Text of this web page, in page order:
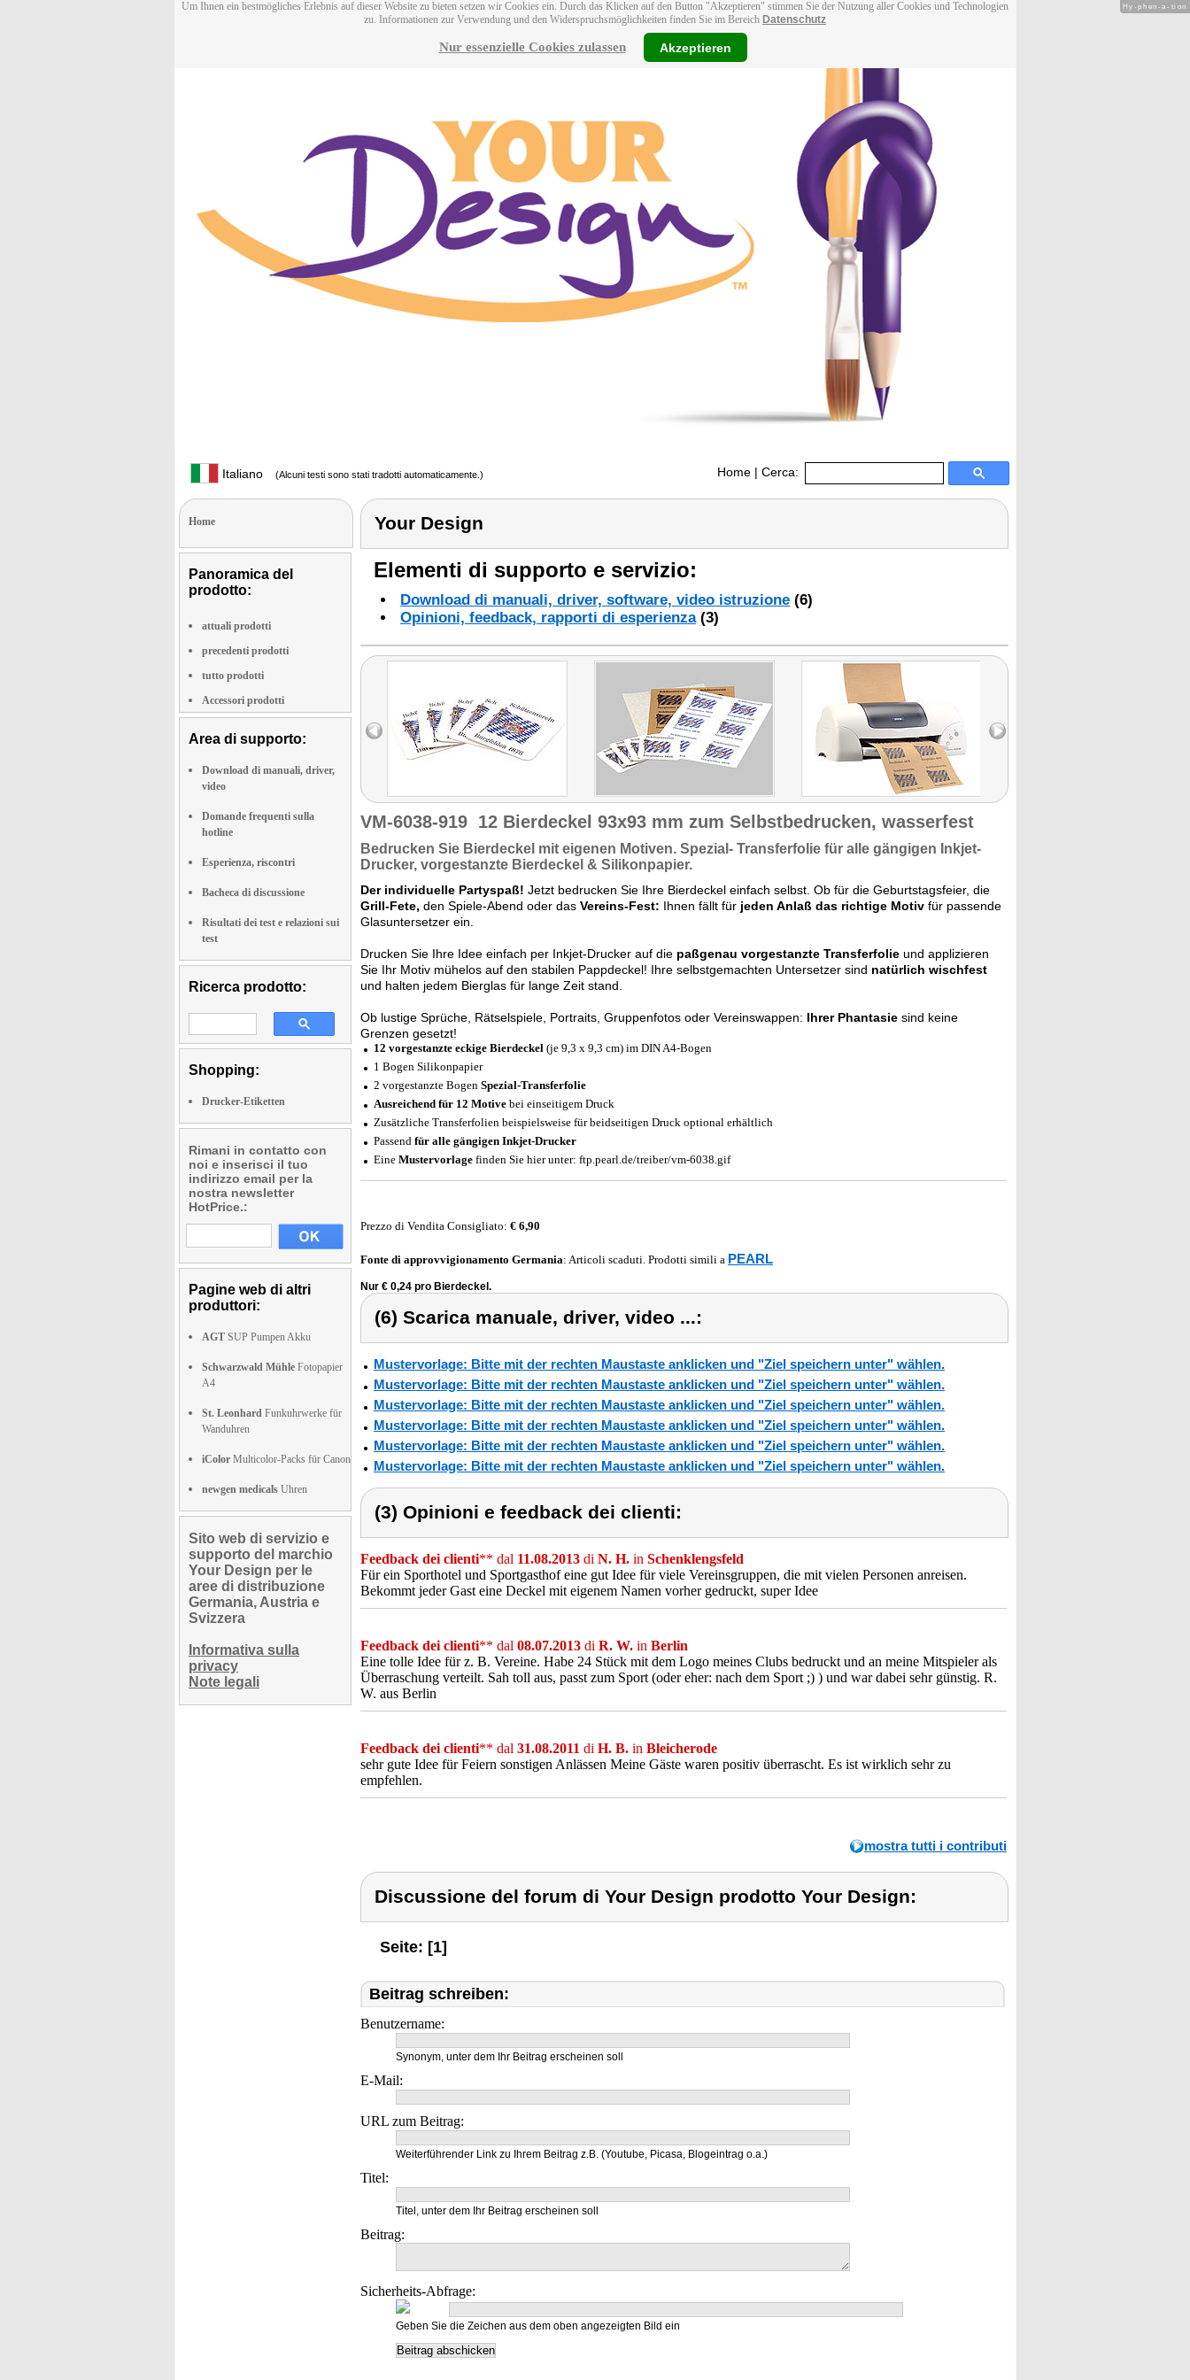
Um Ihnen ein bestmögliches Erlebnis auf dieser Website zu bieten setzen wir Cookies ein. Durch das Klicken auf den Button "Akzeptieren" stimmen Sie der Nutzung aller Cookies und Technologien
zu. Informationen zur Verwendung und den Widerspruchsmöglichkeiten finden Sie im Bereich Datenschutz
Nur essenzielle Cookies zulassen Akzeptieren
Italiano (Alcuni testi sono stati tradotti automaticamente.) Home | Cerca:
Home
Panoramica del
prodotto:
attuali prodotti
precedenti prodotti
tutto prodotti
Accessori prodotti
Area di supporto:
Download di manuali, driver,
video
Domande frequenti sulla
hotline
Esperienza, riscontri
Bacheca di discussione
Risultati dei test e relazioni sui
test
Ricerca prodotto:
Shopping:
Drucker-Etiketten
Rimani in contatto con
noi e inserisci il tuo
indirizzo email per la
nostra newsletter
HotPrice.:
Pagine web di altri
produttori:
AGT SUP Pumpen Akku
Schwarzwald Mühle Fotopapier
A4
St. Leonhard Funkuhrwerke für
Wanduhren
iColor Multicolor-Packs für Canon
newgen medicals Uhren
Sito web di servizio e
supporto del marchio
Your Design per le
aree di distribuzione
Germania, Austria e
Svizzera
Informativa sulla
privacy
Note legali
Your Design
Elementi di supporto e servizio:
Download di manuali, driver, software, video istruzione (6)
Opinioni, feedback, rapporti di esperienza(3)
VM-6038-919 12 Bierdeckel 93x93 mm zum Selbstbedrucken, wasserfest
Bedrucken Sie Bierdeckel mit eigenen Motiven. Spezial- Transferfolie für alle gängigen Inkjet-
Drucker, vorgestanzte Bierdeckel & Silikonpapier.
Der individuelle Partyspaß! Jetzt bedrucken Sie Ihre Bierdeckel einfach selbst. Ob für die Geburtstagsfeier, die
Grill-Fete, den Spiele-Abend oder das Vereins-Fest: Ihnen fällt für jeden Anlaß das richtige Motiv für passende
Glasuntersetzer ein.
Drucken Sie Ihre Idee einfach per Inkjet-Drucker auf die paßgenau vorgestanzte Transferfolie und applizieren
Sie Ihr Motiv mühelos auf den stabilen Pappdeckel! Ihre selbstgemachten Untersetzer sind natürlich wischfest
und halten jedem Bierglas für lange Zeit stand.
Ob lustige Sprüche, Rätselspiele, Portraits, Gruppenfotos oder Vereinswappen: Ihrer Phantasie sind keine
Grenzen gesetzt!
12 vorgestanzte eckige Bierdeckel (je 9,3 x 9,3 cm) im DIN A4-Bogen
1 Bogen Silikonpapier
2 vorgestanzte Bogen Spezial-Transferfolie
Ausreichend für 12 Motive bei einseitigem Druck
Zusätzliche Transferfolien beispielsweise für beidseitigen Druck optional erhältlich
Passend für alle gängigen Inkjet-Drucker
Eine Mustervorlage finden Sie hier unter: ftp.pearl.de/treiber/vm-6038.gif
Prezzo di Vendita Consigliato: € 6,90
Fonte di approvvigionamento Germania: Articoli scaduti. Prodotti simili a PEARL
Nur € 0,24 pro Bierdeckel.
(6) Scarica manuale, driver, video ...:
Mustervorlage: Bitte mit der rechten Maustaste anklicken und "Ziel speichern unter" wählen.
Mustervorlage: Bitte mit der rechten Maustaste anklicken und "Ziel speichern unter" wählen.
Mustervorlage: Bitte mit der rechten Maustaste anklicken und "Ziel speichern unter" wählen.
Mustervorlage: Bitte mit der rechten Maustaste anklicken und "Ziel speichern unter" wählen.
Mustervorlage: Bitte mit der rechten Maustaste anklicken und "Ziel speichern unter" wählen.
Mustervorlage: Bitte mit der rechten Maustaste anklicken und "Ziel speichern unter" wählen.
(3) Opinioni e feedback dei clienti:
Feedback dei clienti** dal 11.08.2013 di N. H. in Schenklengsfeld
Für ein Sporthotel und Sportgasthof eine gut Idee für viele Vereinsgruppen, die mit vielen Personen anreisen.
Bekommt jeder Gast eine Deckel mit eigenem Namen vorher gedruckt, super Idee
Feedback dei clienti** dal 08.07.2013 di R. W. in Berlin
Eine tolle Idee für z. B. Vereine. Habe 24 Stück mit dem Logo meines Clubs bedruckt und an meine Mitspieler als
Überraschung verteilt. Sah toll aus, passt zum Sport (oder eher: nach dem Sport ;) ) und war dabei sehr günstig. R.
W. aus Berlin
Feedback dei clienti** dal 31.08.2011 di H. B. in Bleicherode
sehr gute Idee für Feiern sonstigen Anlässen Meine Gäste waren positiv überrascht. Es ist wirklich sehr zu
empfehlen.
mostra tutti i contributi
Discussione del forum di Your Design prodotto Your Design:
Seite: [1]
Beitrag schreiben:
Benutzername:
Synonym, unter dem Ihr Beitrag erscheinen soll
E-Mail:
URL zum Beitrag:
Weiterführender Link zu Ihrem Beitrag z.B. (Youtube, Picasa, Blogeintrag o.a.)
Titel:
Titel, unter dem Ihr Beitrag erscheinen soll
Beitrag:
Sicherheits-Abfrage:
Geben Sie die Zeichen aus dem oben angezeigten Bild ein
Hy-phen-a-tion